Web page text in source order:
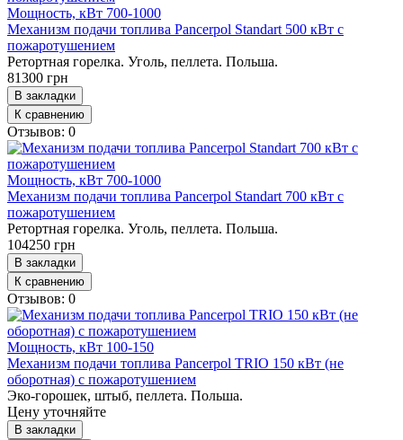
Мощность, кВт 700-1000
Механизм подачи топлива Pancerpol Standart 500 кВт с
пожаротушением
Ретортная горелка. Уголь, пеллета. Польша.
81300 грн
В закладки
К сравнению
Отзывов: 0
Мощность, кВт 700-1000
Механизм подачи топлива Pancerpol Standart 700 кВт с
пожаротушением
Ретортная горелка. Уголь, пеллета. Польша.
104250 грн
В закладки
К сравнению
Отзывов: 0
Мощность, кВт 100-150
Механизм подачи топлива Pancerpol TRIO 150 кВт (не
оборотная) с пожаротушением
Эко-горошек, штыб, пеллета. Польша.
Цену уточняйте
В закладки